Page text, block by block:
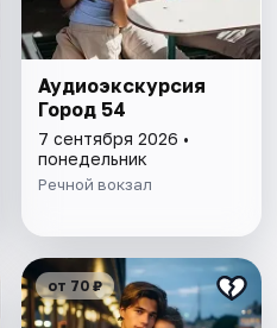
Аудиоэкскурсия
Город 54
7 сентября 2026 •
понедельник
Речной вокзал
от 70 ₽